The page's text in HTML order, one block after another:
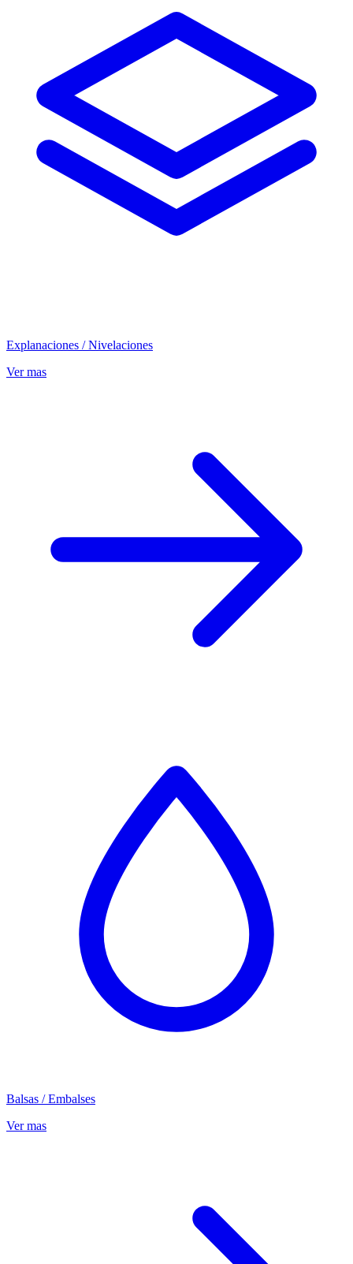
Explanaciones / Nivelaciones
Ver mas
Balsas / Embalses
Ver mas